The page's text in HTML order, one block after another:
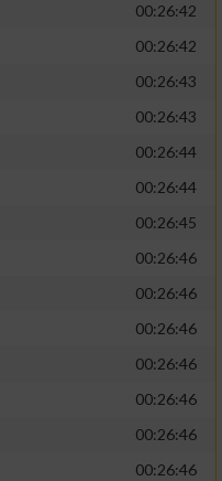
00:26:42
00:26:42
00:26:43
00:26:43
00:26:44
00:26:44
00:26:45
00:26:46
00:26:46
00:26:46
00:26:46
00:26:46
00:26:46
00:26:46